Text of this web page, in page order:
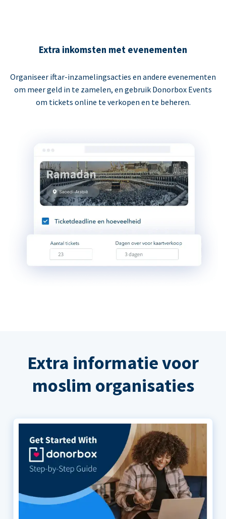
Extra inkomsten met evenementen
Organiseer iftar-inzamelingsacties en andere evenementen
om meer geld in te zamelen, en gebruik Donorbox Events
om tickets online te verkopen en te beheren.
Extra informatie voor
moslim organisaties